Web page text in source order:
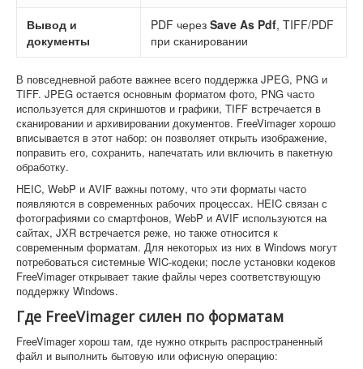
Вывод и
документы
PDF через Save As Pdf, TIFF/PDF
при сканировании
В повседневной работе важнее всего поддержка JPEG, PNG и
TIFF. JPEG остается основным форматом фото, PNG часто
используется для скриншотов и графики, TIFF встречается в
сканировании и архивировании документов. FreeVimager хорошо
вписывается в этот набор: он позволяет открыть изображение,
поправить его, сохранить, напечатать или включить в пакетную
обработку.
HEIC, WebP и AVIF важны потому, что эти форматы часто
появляются в современных рабочих процессах. HEIC связан с
фотографиями со смартфонов, WebP и AVIF используются на
сайтах, JXR встречается реже, но также относится к
современным форматам. Для некоторых из них в Windows могут
потребоваться системные WIC-кодеки; после установки кодеков
FreeVimager открывает такие файлы через соответствующую
поддержку Windows.
Где FreeVimager силен по форматам
FreeVimager хорош там, где нужно открыть распространенный
файл и выполнить бытовую или офисную операцию: